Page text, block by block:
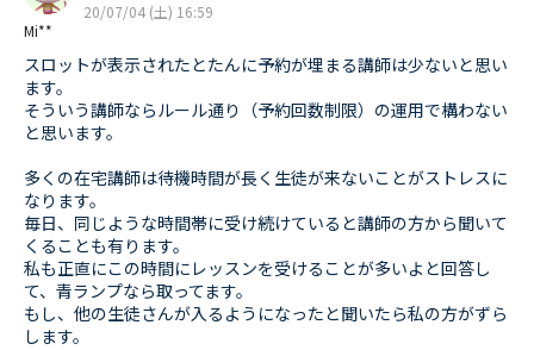
Mi**
20/07/04 (土) 16:59
スロットが表示されたとたんに予約が埋まる講師は少ないと思い
ます。
そういう講師ならルール通り（予約回数制限）の運用で構わない
と思います。
多くの在宅講師は待機時間が長く生徒が来ないことがストレスに
なります。
毎日、同じような時間帯に受け続けていると講師の方から聞いて
くることも有ります。
私も正直にこの時間にレッスンを受けることが多いよと回答し
て、青ランプなら取ってます。
もし、他の生徒さんが入るようになったと聞いたら私の方がずら
します。